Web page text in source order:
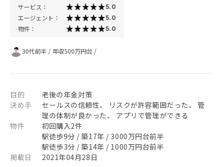
サービス： 5.0
エージェント： 5.0
物件： 5.0
30代前半 / 年収500万円台 /
目的
老後の年金対策
決め手
セールスの信頼性、 リスクが許容範囲だった、 管
理の体制が良かった、 アプリで管理ができる
物件
初回購入2件
駅徒歩9分 / 築17年 / 3000万円台前半
駅徒歩3分 / 築14年 / 1000万円台前半
掲載日
2021年04月28日